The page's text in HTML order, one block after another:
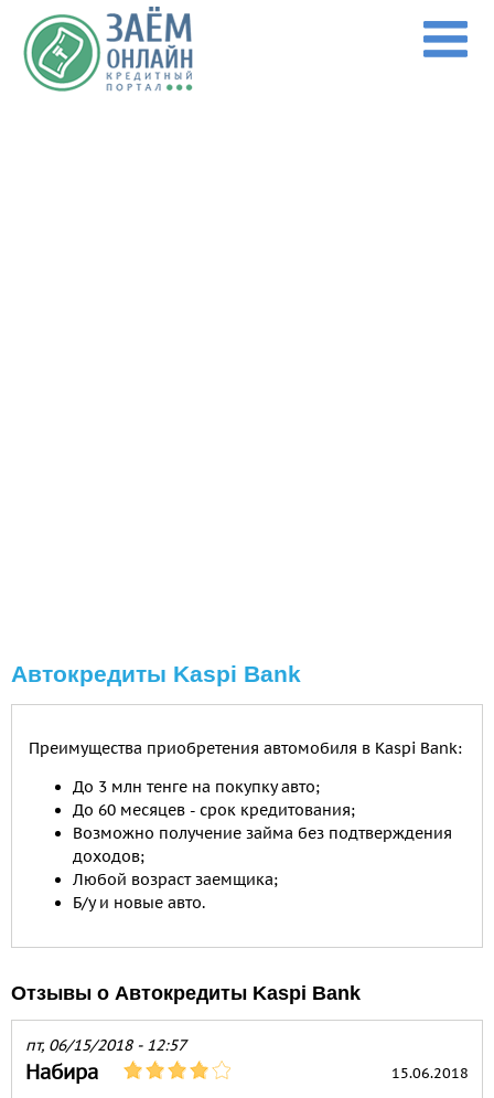
Перейти к основному содержанию
Автокредиты Kaspi Bank
Преимущества приобретения автомобиля в Kaspi Bank:
До 3 млн тенге на покупку авто;
До 60 месяцев - срок кредитования;
Возможно получение займа без подтверждения
доходов;
Любой возраст заемщика;
Б/у и новые авто.
Отзывы о Автокредиты Kaspi Bank
пт, 06/15/2018 - 12:57
Набира 15.06.2018